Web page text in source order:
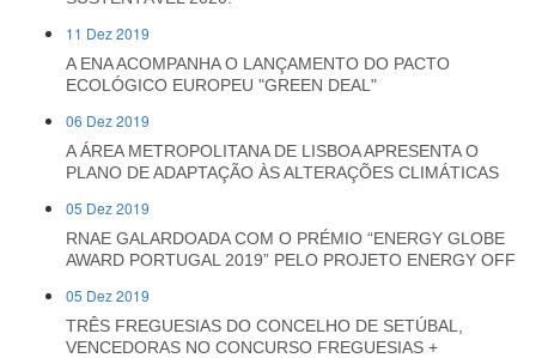
11 Dez 2019
A ENA ACOMPANHA O LANÇAMENTO DO PACTO
ECOLÓGICO EUROPEU "GREEN DEAL"
06 Dez 2019
A ÁREA METROPOLITANA DE LISBOA APRESENTA O
PLANO DE ADAPTAÇÃO ÀS ALTERAÇÕES CLIMÁTICAS
05 Dez 2019
RNAE GALARDOADA COM O PRÉMIO “ENERGY GLOBE
AWARD PORTUGAL 2019” PELO PROJETO ENERGY OFF
05 Dez 2019
TRÊS FREGUESIAS DO CONCELHO DE SETÚBAL,
VENCEDORAS NO CONCURSO FREGUESIAS +